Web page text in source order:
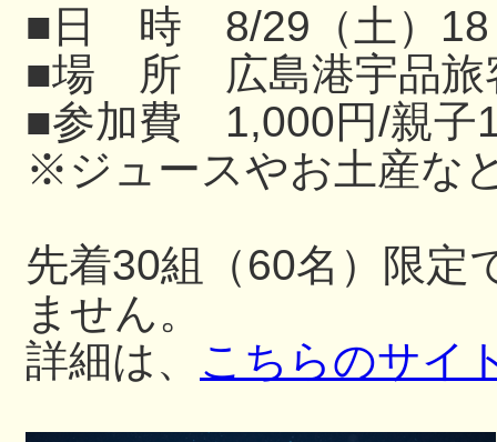
■日 時 8/29（土）18
■場 所 広島港宇品旅
■参加費 1,000円/親子
※ジュースやお土産な
先着30組（60名）限定
ません。
詳細は、 こちらのサイ